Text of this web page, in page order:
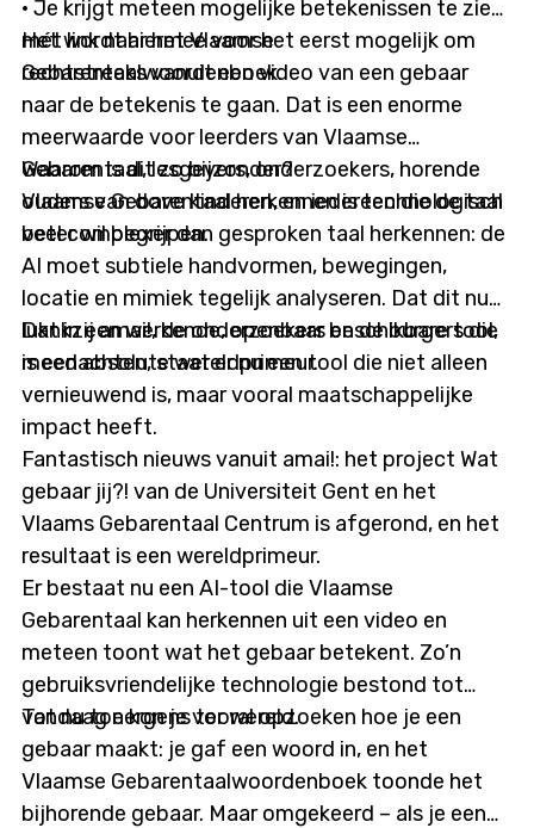
· Je krijgt meteen mogelijke betekenissen te zien,
mét link naar het Vlaamse
Gebarentaalwoordenboek.
Het wordt hiermee voor het eerst mogelijk om
rechtstreeks vanuit een video van een gebaar
naar de betekenis te gaan. Dat is een enorme
meerwaarde voor leerders van Vlaamse
Gebarentaal, lesgevers, onderzoekers, horende
ouders van dove kinderen, en iedereen die de taal
beter wil begrijpen.
Waarom is dit zo bijzonder?
Vlaamse Gebarentaal herkennen is technologisch
veel complexer dan gesproken taal herkennen: de
AI moet subtiele handvormen, bewegingen,
locatie en mimiek tegelijk analyseren. Dat dit nu
lukt in een werkende, openbaar beschikbare tool,
is een absolute wereldprimeur.
Dankzij amai!, de onderzoekers en de burgers die
meedachten, staat er nu een tool die niet alleen
vernieuwend is, maar vooral maatschappelijke
impact heeft.
Fantastisch nieuws vanuit amai!: het project Wat
gebaar jij?! van de Universiteit Gent en het
Vlaams Gebarentaal Centrum is afgerond, en het
resultaat is een wereldprimeur.
Er bestaat nu een AI-tool die Vlaamse
Gebarentaal kan herkennen uit een video en
meteen toont wat het gebaar betekent. Zo’n
gebruiksvriendelijke technologie bestond tot
vandaag nergens ter wereld.
Tot nu toe kon je vooral opzoeken hoe je een
gebaar maakt: je gaf een woord in, en het
Vlaamse Gebarentaalwoordenboek toonde het
bijhorende gebaar. Maar omgekeerd – als je een